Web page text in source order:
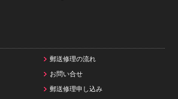
郵送修理の流れ
お問い合せ
郵送修理申し込み